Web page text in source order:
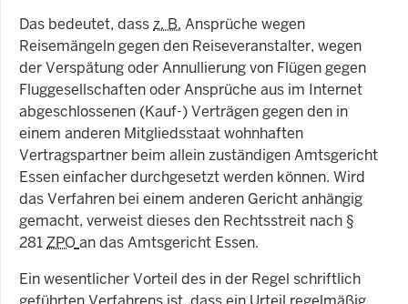
Das bedeutet, dassz. B. Ansprüche wegen
Reisemängeln gegen den Reiseveranstalter, wegen
der Verspätung oder Annullierung von Flügen gegen
Fluggesellschaften oder Ansprüche aus im Internet
abgeschlossenen (Kauf-) Verträgen gegen den in
einem anderen Mitgliedsstaat wohnhaften
Vertragspartner beim allein zuständigen Amtsgericht
Essen einfacher durchgesetzt werden können. Wird
das Verfahren bei einem anderen Gericht anhängig
gemacht, verweist dieses den Rechtsstreit nach §
281ZPO an das Amtsgericht Essen.
Ein wesentlicher Vorteil des in der Regel schriftlich